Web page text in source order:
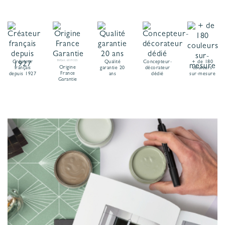
Créateur
français
depuis 1927
BVCert. 6019325
Origine
France
Garantie
Qualité
garantie 20
ans
Concepteur-
décorateur
dédié
+ de 180
couleurs
sur-mesure